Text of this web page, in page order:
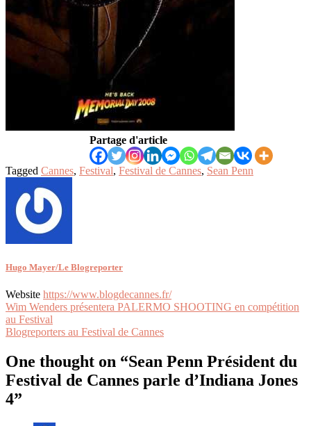
Partage d'article
Tagged Cannes, Festival, Festival de Cannes, Sean Penn
Hugo Mayer/Le Blogreporter
Website https://www.blogdecannes.fr/
Navigation
de
Wim Wenders présentera PALERMO SHOOTING en compétition
au Festival
Blogreporters au Festival de Cannes
One thought on “Sean Penn Président du
Festival de Cannes parle d’Indiana Jones
4”